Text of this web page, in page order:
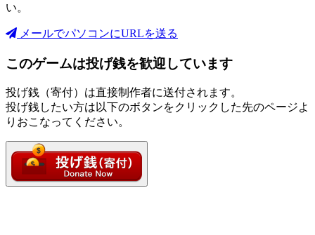
い。
メールでパソコンにURLを送る
このゲームは投げ銭を歓迎しています
投げ銭（寄付）は直接制作者に送付されます。
投げ銭したい方は以下のボタンをクリックした先のページよ
りおこなってください。